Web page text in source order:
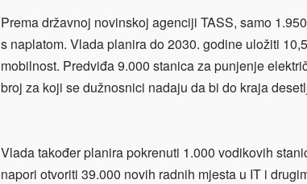
Prema državnoj novinskoj agenciji TASS, samo
s naplatom. Vlada planira do 2030. godine uložiti
mobilnost. Predviđa 9.000 stanica za punjenje
broj za koji se dužnosnici nadaju da bi do kraja
Vlada također planira pokrenuti 1.000 vodikovih
napori otvoriti 39.000 novih radnih mjesta u IT i